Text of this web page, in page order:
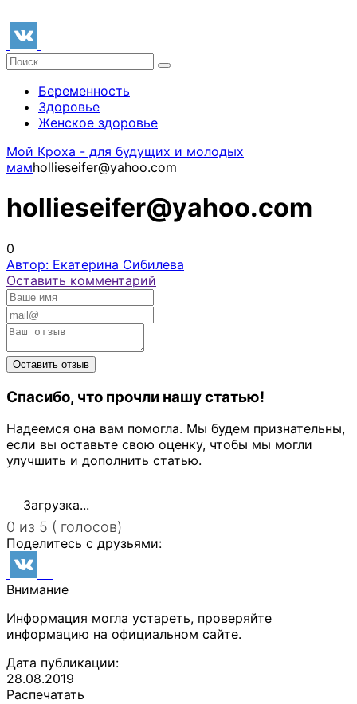
Беременность
Здоровье
Женское здоровье
Мой Кроха - для будущих и молодых
мамhollieseifer@yahoo.com
hollieseifer@yahoo.com
0
Автор: Екатерина Сибилева
Оставить комментарий
Спасибо, что прочли нашу статью!
Надеемся она вам помогла. Мы будем признательны,
если вы оставьте свою оценку, чтобы мы могли
улучшить и дополнить статью.
Загрузка...
0 из 5 ( голосов)
Поделитесь с друзьями:
Внимание
Информация могла устареть, проверяйте
информацию на официальном сайте.
Дата публикации:
28.08.2019
Распечатать